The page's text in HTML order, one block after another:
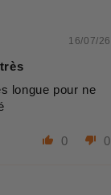
16/07/26
longue pour ne
0 0